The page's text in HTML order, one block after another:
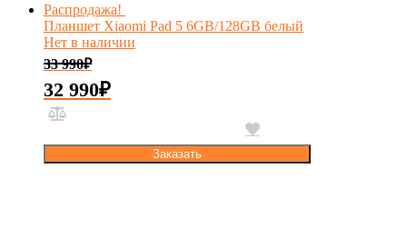
Распродажа!
Планшет Xiaomi Pad 5 6GB/128GB белый
Нет в наличии
33 990₽
32 990₽
Заказать